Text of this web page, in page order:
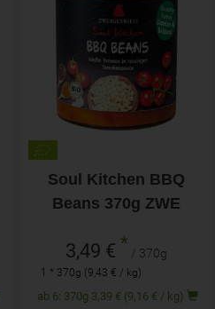
Soul Kitchen BBQ
Beans 370g ZWE
3,49 € * / 370g
1 * 370g (9,43 € / kg)
ab 6: 370g 3,39 € (9,16 € / kg)